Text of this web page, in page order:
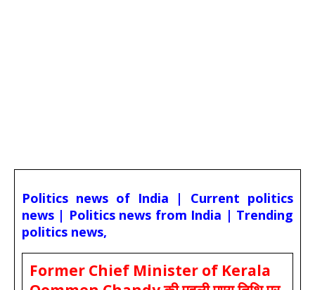
Politics news of India | Current politics
news | Politics news from India | Trending
politics news,
Former Chief Minister of Kerala